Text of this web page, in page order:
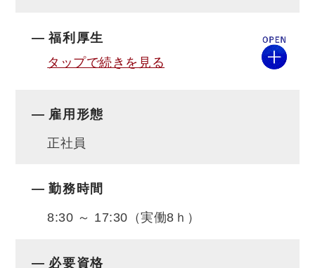
大好評のショールーム。多様なプラン。設
そして何より、お客様のことを本気で考えて
心からの「ありがとう」を聞く瞬間の最高の
喜び、実感してください。
事業拡大により、明るく元気なスタッフを募
福利厚生
タップで続きを見る
雇用形態
正社員
勤務時間
8:30 ～ 17:30（実働8ｈ）
必要資格